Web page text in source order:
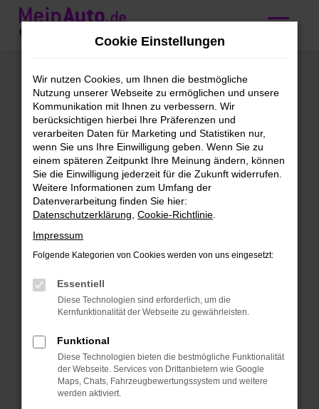
Zum
Hauptinhalt
BMW 1er Reihe
Gebrauchtwagen
kaufen mit
Lieferservice nach
Augsburg
– direkt zu dir nach Augsburg
Schön, dass du uns gefunden hast. Bei
dieser Gelegenheit kannst du dich gleich
bei unseren BMW 1er Reihe
passende Fahrzeug für dich finden.
Wenn du aus Augsburg oder der
Umgebung kommst, laden wir dich
herzlich zu uns nach Garching ein. Das
Cookie Einstellungen
Wir nutzen Cookies, um Ihnen die bestmögliche
Nutzung unserer Webseite zu ermöglichen und unsere
Kommunikation mit Ihnen zu verbessern. Wir
berücksichtigen hierbei Ihre Präferenzen und
verarbeiten Daten für Marketing und Statistiken nur,
wenn Sie uns Ihre Einwilligung geben. Wenn Sie zu
einem späteren Zeitpunkt Ihre Meinung ändern, können
Sie die Einwilligung jederzeit für die Zukunft widerrufen.
Weitere Informationen zum Umfang der
Datenverarbeitung finden Sie hier:
Datenschutzerklärung Cookie-Richtlinie
Impressum
Folgende Kategorien von Cookies werden von uns eingesetzt:
Essentiell
Diese Technologien sind erforderlich, um die
Kernfunktionalität der Webseite zu gewährleisten.
Funktional
Diese Technologien bieten die bestmögliche Funktionalität
der Webseite. Services von Drittanbietern wie Google
Maps, Chats, Fahrzeugbewertungssystem und weitere
werden aktiviert.